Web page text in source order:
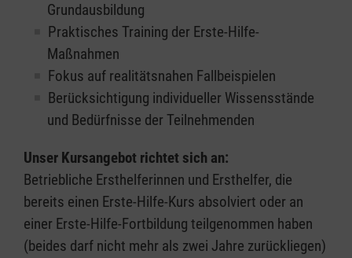
Grundausbildung
Praktisches Training der Erste-Hilfe-
Maßnahmen
Fokus auf realitätsnahen Fallbeispielen
Berücksichtigung individueller Wissensstände
und Bedürfnisse der Teilnehmenden
Unser Kursangebot richtet sich an:
Betriebliche Ersthelferinnen und Ersthelfer, die
bereits einen Erste-Hilfe-Kurs absolviert oder an
einer Erste-Hilfe-Fortbildung teilgenommen haben
(beides darf nicht mehr als zwei Jahre zurückliegen)